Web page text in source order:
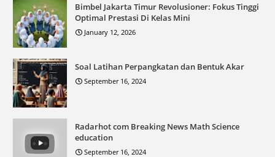
Bimbel Jakarta Timur Revolusioner: Fokus Tinggi
Optimal Prestasi Di Kelas Mini
January 12, 2026
Soal Latihan Perpangkatan dan Bentuk Akar
September 16, 2024
Radarhot com Breaking News Math Science
education
September 16, 2024